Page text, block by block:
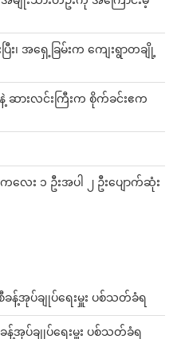
း၊ အရှေ့ခြမ်းက ကျေးရွာတချို့
နဲ့ ဆားလင်းကြီးက စိုက်ခင်းဧက
လေး ၁ ဦးအပါ ၂ ဦးပျောက်ဆုံး
အုပ်ချုပ်ရေးမှူး ပစ်သတ်ခံရ
အုပ်ချုပ်ရေးမှူး ပစ်သတ်ခံရ